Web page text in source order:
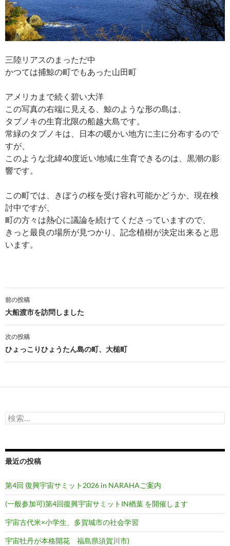
三陸リアスのまっただ中
かつては捕鯨の町でもあった山田町
アメリカまで続く碧い大洋
この写真の右端に見える、鯨のような形の島は、
タブノキの生育北限の船越大島です。
常緑のタブノキは、日本の暖かい地方に主に分布するので
すが、
このような北緯40度近い地域に生育できるのは、黒潮の影
響です。
この町では、きぼうの桜を受け容れ可能かどうか、現在検
討中ですが、
町の方々は熱心に議論を続けてくださっていますので、
きっと最良の場所が見つかり、記念植樹が決定出来ると思
います。
投
稿
ナ
ビ
ー
ョ
前の投稿
大船渡市を訪問しました
次の投稿
ひょっこりひょうたん島の町、大槌町
検
索:
最近の投稿
第4回 復興宇宙サミット2026 in NARAHAご案内
(一般参加可)第4回復興宇宙サミットIN楢葉 を開催します
宇宙古代米×小学生、多賀城市の社会学習
宇宙牡丹が本格開花 福島県須賀川市)